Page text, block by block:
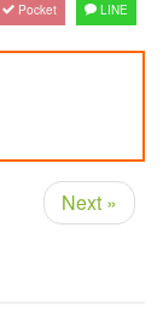
Pocket LINE
Next »